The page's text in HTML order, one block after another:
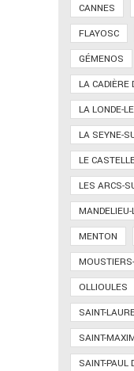
CANNES
FLAYOSC
GÉMENOS
LA CADIÈRE
LA LONDE-
LA SEYNE-
LE
LES ARCS-
MENTON
OLLIOULES
SAINT-
SAINT-
SAINT-PAUL